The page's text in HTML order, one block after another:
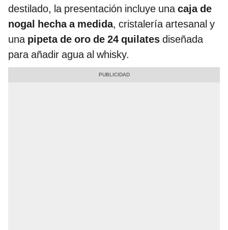
destilado, la presentación incluye unacaja de
nogal hecha a medida, cristalería artesanal y
una pipeta de oro de 24 quilates diseñada
para añadir agua al whisky.